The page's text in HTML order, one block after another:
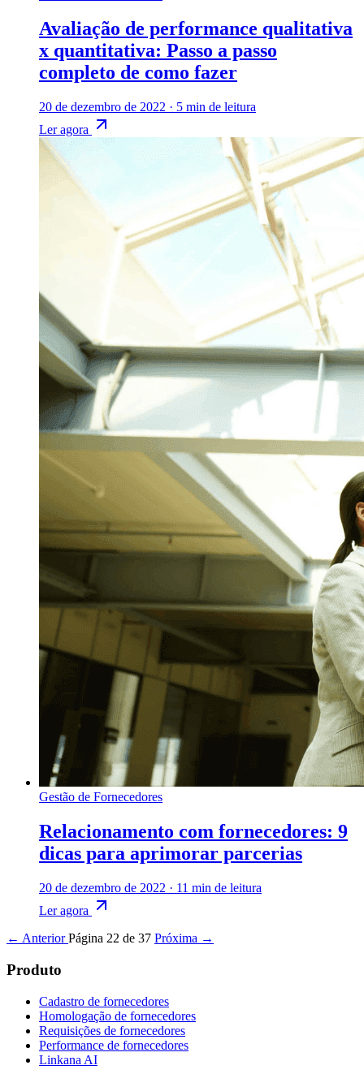
Avaliação de performance qualitativa
x quantitativa: Passo a passo
completo de como fazer
20 de dezembro de 2022 · 5 min de leitura
Ler agora
Gestão de Fornecedores
Relacionamento com fornecedores: 9
dicas para aprimorar parcerias
20 de dezembro de 2022 · 11 min de leitura
Ler agora
← AnteriorPágina 22 de 37 Próxima →
Produto
Cadastro de fornecedores
Homologação de fornecedores
Requisições de fornecedores
Performance de fornecedores
Linkana AI